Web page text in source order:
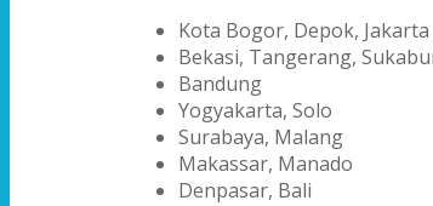
Kota Bogor, Depok,
Bekasi, Tangerang,
Bandung
Yogyakarta, Solo
Surabaya, Malang
Makassar, Manado
Denpasar, Bali